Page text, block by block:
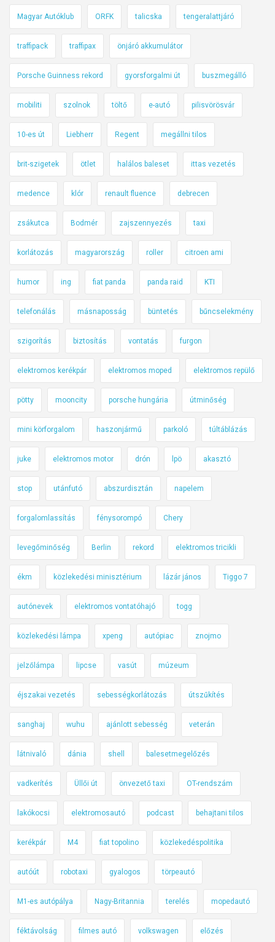
Magyar Autóklub ORFK talicska tengeralattjáró
traffipack traffipax önjáró akkumulátor
Porsche Guinness rekord gyorsforgalmi út buszmegálló
mobiliti szolnok töltő e-autó pilisvörösvár
10-es út Liebherr Regent megállni tilos
brit-szigetek ötlet halálos baleset ittas vezetés
medence klór renault fluence debrecen
zsákutca Bodmér zajszennyezés taxi
korlátozás magyarország roller citroen ami
humor ing fiat panda panda raid KTI
telefonálás másnaposság büntetés bűncselekmény
szigorítás biztosítás vontatás furgon
elektromos kerékpár elektromos moped elektromos repülő
pötty mooncity porsche hungária útminőség
mini körforgalom haszonjármű parkoló túltáblázás
juke elektromos motor drón lpö akasztó
stop utánfutó abszurdisztán napelem
forgalomlassítás fénysorompó Chery
levegőminőség Berlin rekord elektromos tricikli
ékm közlekedési minisztérium lázár jános Tiggo 7
autónevek elektromos vontatóhajó togg
közlekedési lámpa xpeng autópiac znojmo
jelzőlámpa lipcse vasút múzeum
éjszakai vezetés sebességkorlátozás útszűkítés
sanghaj wuhu ajánlott sebesség veterán
látnivaló dánia shell balesetmegelőzés
vadkerítés Üllői út önvezető taxi OT-rendszám
lakókocsi elektromosautó podcast behajtani tilos
kerékpár M4 fiat topolino közlekedéspolitika
autóút robotaxi gyalogos törpeautó
M1-es autópálya Nagy-Britannia terelés mopedautó
féktávolság filmes autó volkswagen előzés